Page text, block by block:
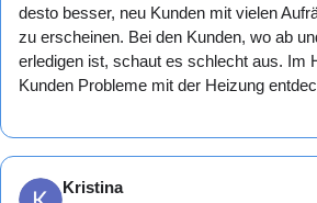
desto besser, neu Kunden mit vielen
zu erscheinen. Bei den Kunden, wo ab
erledigen ist, schaut es schlecht aus. Im
Kunden Probleme mit der Heizung
Kristina